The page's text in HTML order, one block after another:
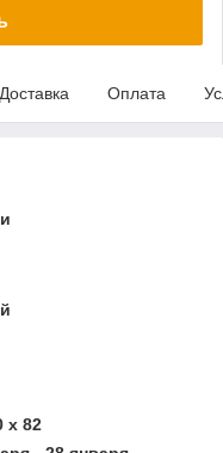
Доставка Оплата
x 82